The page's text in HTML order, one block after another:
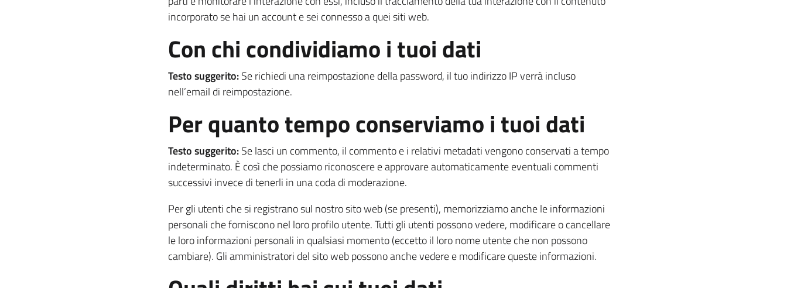
incorporato se hai un account e sei connesso a quei siti web.
Con chi condividiamo i tuoi dati
Testo suggerito:Se richiedi una reimpostazione della password, il tuo indirizzo IP verrà incluso
nell’email di reimpostazione.
Per quanto tempo conserviamo i tuoi dati
Testo suggerito:Se lasci un commento, il commento e i relativi metadati vengono conservati a tempo
indeterminato. È così che possiamo riconoscere e approvare automaticamente eventuali commenti
successivi invece di tenerli in una coda di moderazione.
Per gli utenti che si registrano sul nostro sito web (se presenti), memorizziamo anche le informazioni
personali che forniscono nel loro profilo utente. Tutti gli utenti possono vedere, modificare o cancellare
le loro informazioni personali in qualsiasi momento (eccetto il loro nome utente che non possono
cambiare). Gli amministratori del sito web possono anche vedere e modificare queste informazioni.